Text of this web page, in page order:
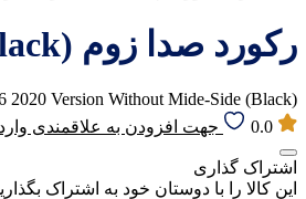
رکورد صدا زوم (Zoom H6 2020 Version Without Mide-Side (Black
(Zoom H6 2020 Version Without Mide-Side (Black
0.0
جهت افزودن به علاقمندی
اشتراک گذاری
این کالا را با دوستان خود به اشتراک